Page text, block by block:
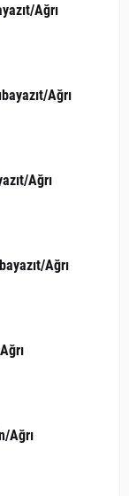
Ağrı
Ağrı
Ağrı
Ağrı
Ağrı